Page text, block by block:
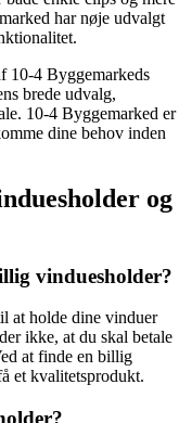
har nøje udvalgt
10-4 Byggemarkeds
brede udvalg,
10-4 Byggemarked er
dine behov inden
og
vinduesholder?
at holde dine vinduer
ikke, at du skal betale
at finde en billig
et kvalitetsprodukt.